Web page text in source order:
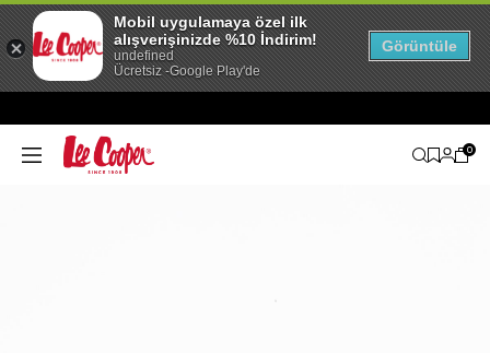
0
Mobil uygulamaya özel ilk
alışverişinizde %10 İndirim!
undefined
Ücretsiz -Google Play'de
Görüntüle